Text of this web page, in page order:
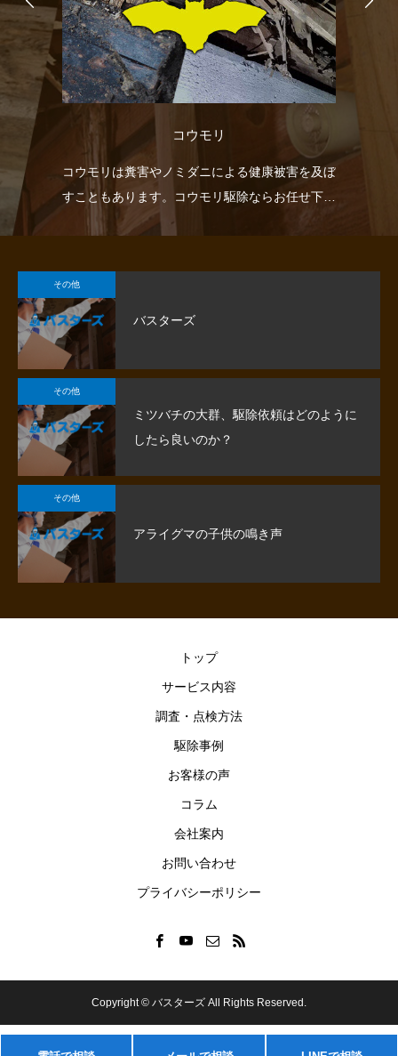
コウモリ
コウモリは糞害やノミダニによる健康被害を及ぼ
すこともあります。コウモリ駆除ならお任せ下さ
その他
バスターズ
その他
ミツバチの大群、駆除依頼はどのように
したら良いのか？
その他
アライグマの子供の鳴き声
トップ
サービス内容
調査・点検方法
駆除事例
お客様の声
コラム
会社案内
お問い合わせ
プライバシーポリシー
Copyright © バスターズ All Rights Reserved.